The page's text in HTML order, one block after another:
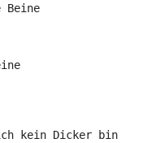
Beine
kein Dicker bin